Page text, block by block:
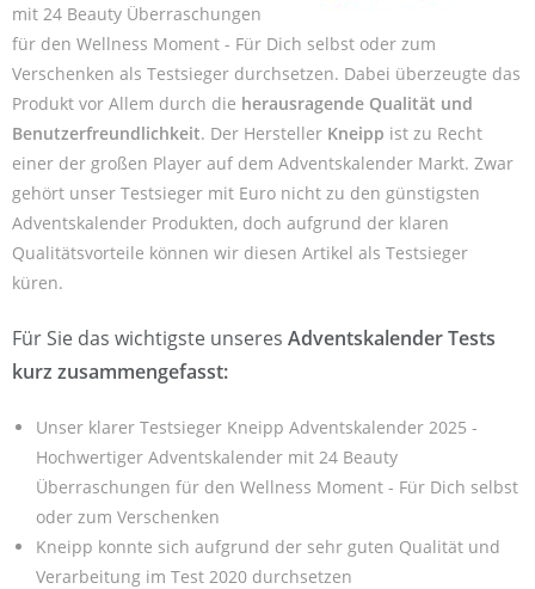
mit 24 Beauty Überraschungen
für den Wellness Moment - Für Dich selbst oder zum
Verschenken als Testsieger durchsetzen. Dabei überzeugte das
Produkt vor Allem durch die herausragende Qualität und
Benutzerfreundlichkeit. Der Hersteller Kneipp ist zu Recht
einer der großen Player auf dem Adventskalender Markt. Zwar
gehört unser Testsieger mit Euro nicht zu den günstigsten
Adventskalender Produkten, doch aufgrund der klaren
Qualitätsvorteile können wir diesen Artikel als Testsieger
küren.
Für Sie das wichtigste unseres Adventskalender Tests
kurz zusammengefasst:
Unser klarer Testsieger Kneipp Adventskalender 2025 -
Hochwertiger Adventskalender mit 24 Beauty
Überraschungen für den Wellness Moment - Für Dich selbst
oder zum Verschenken
Kneipp konnte sich aufgrund der sehr guten Qualität und
Verarbeitung im Test 2020 durchsetzen